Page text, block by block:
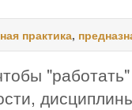
практика,